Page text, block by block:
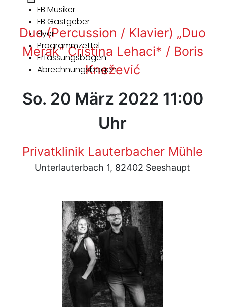
FB Musiker
FB Gastgeber
Flyer
Programmzettel
Erfassungsbogen
Abrechnungsbogen
Duo (Percussion / Klavier) „Duo
Merak“ Cristina Lehaci* / Boris
Knežević
So. 20 März 2022 11:00
Uhr
Privatklinik Lauterbacher Mühle
Unterlauterbach 1, 82402 Seeshaupt